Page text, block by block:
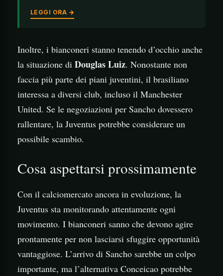
LEGGI ORA →
Inoltre, i bianconeri stanno tenendo d’occhio anche
la situazione di Douglas Luiz. Nonostante non
faccia più parte dei piani juventini, il brasiliano
interessa a diversi club, incluso il Manchester
United. Se le negoziazioni per Sancho dovessero
rallentare, la Juventus potrebbe considerare un
possibile scambio.
Cosa aspettarsi prossimamente
Con il calciomercato ancora in evoluzione, la
Juventus sta monitorando attentamente ogni
movimento. I bianconeri sanno che devono agire
prontamente per non lasciarsi sfuggire opportunità
vantaggiose. L’arrivo di Sancho sarebbe un colpo
importante, ma l’alternativa Conceicao potrebbe